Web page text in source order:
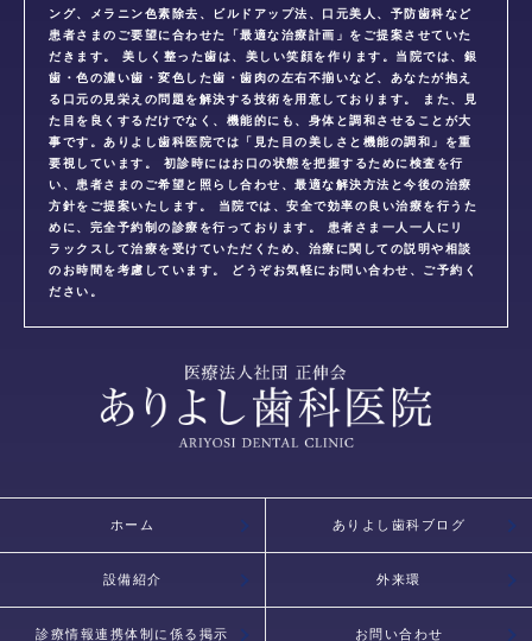
ング、メラニン色素除去、ビルドアップ法、口元美人、予防歯科など
患者さまのご要望に合わせた「最適な治療計画」をご提案させていた
だきます。 美しく整った歯は、美しい笑顔を作ります。当院では、銀
歯・色の濃い歯・変色した歯・歯肉の左右不揃いなど、あなたが抱え
る口元の見栄えの問題を解決する技術を用意しております。 また、見
た目を良くするだけでなく、機能的にも、身体と調和させることが大
事です。ありよし歯科医院では「見た目の美しさと機能の調和」を重
要視しています。 初診時にはお口の状態を把握するために検査を行
い、患者さまのご希望と照らし合わせ、最適な解決方法と今後の治療
方針をご提案いたします。 当院では、安全で効率の良い治療を行うた
めに、完全予約制の診療を行っております。 患者さま一人一人にリ
ラックスして治療を受けていただくため、治療に関しての説明や相談
のお時間を考慮しています。 どうぞお気軽にお問い合わせ、ご予約く
ださい。
ホーム ありよし歯科ブログ
設備紹介 外来環
診療情報連携体制に係る掲示 お問い合わせ